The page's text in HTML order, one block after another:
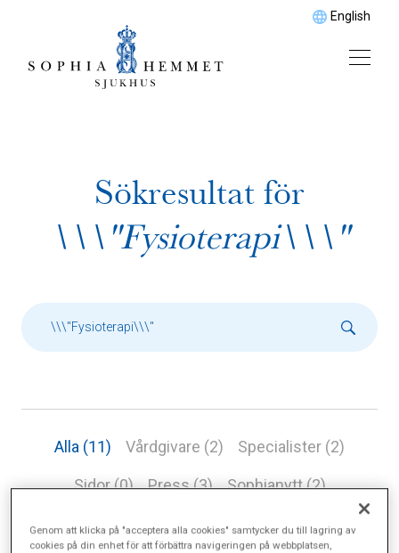
English
Sökresultat för
\\\"Fysioterapi\\\"
Alla (11) Vårdgivare (2) Specialister (2)
Sidor (0) Press (3) Sophianytt (2)
Genom att klicka på "acceptera alla cookies" samtycker du till lagring av
cookies på din enhet för att förbättra navigeringen på webbplatsen,